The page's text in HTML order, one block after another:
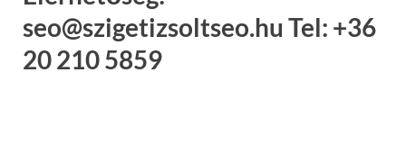
seo@szigetizsoltseo.hu Tel: +36
20 210 5859